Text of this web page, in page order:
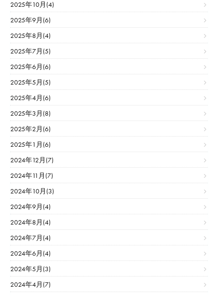
2025年10月(4)
2025年9月(6)
2025年8月(4)
2025年7月(5)
2025年6月(6)
2025年5月(5)
2025年4月(6)
2025年3月(8)
2025年2月(6)
2025年1月(6)
2024年12月(7)
2024年11月(7)
2024年10月(3)
2024年9月(4)
2024年8月(4)
2024年7月(4)
2024年6月(4)
2024年5月(3)
2024年4月(7)